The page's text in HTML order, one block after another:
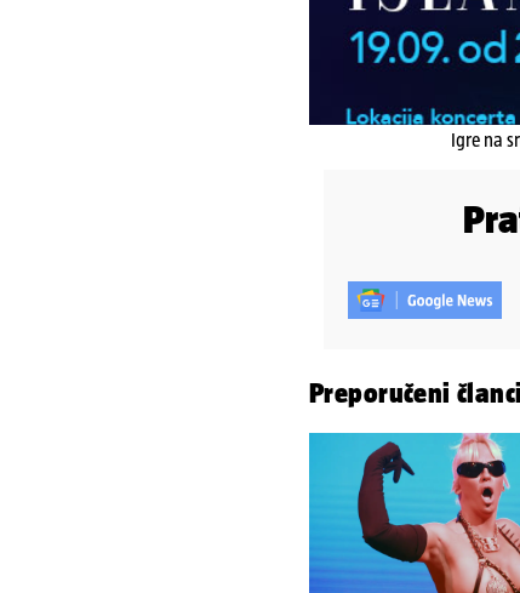
Igre na
Preporučeni članci